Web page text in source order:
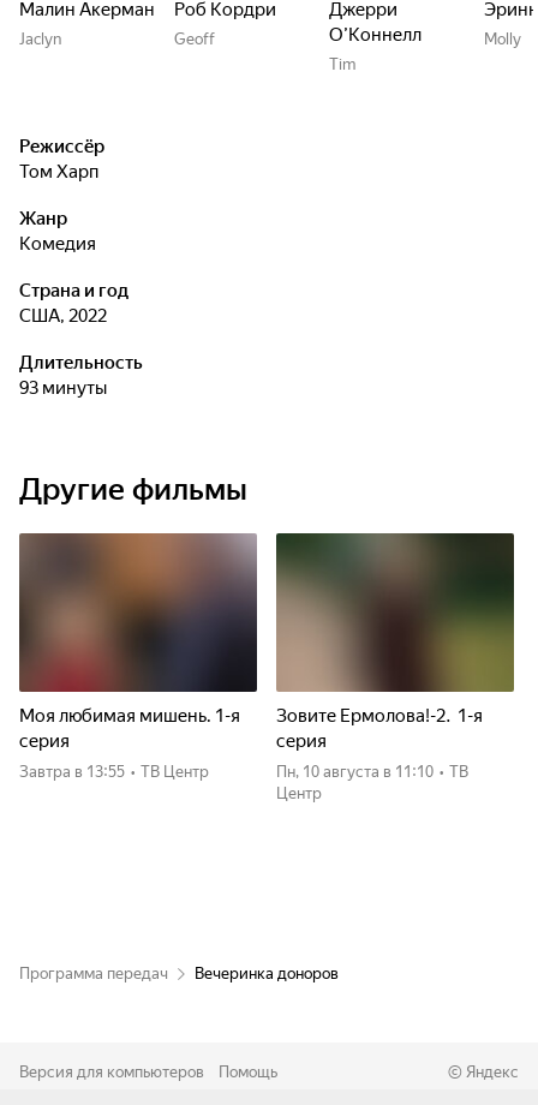
Малин Акерман
Jaclyn
Роб Кордри
Geoff
Джерри
О’Коннелл
Tim
Molly
Режиссёр
Том Харп
Жанр
комедия
Страна и год
США, 2022
Длительность
93 минуты
Другие фильмы
Моя любимая мишень. 1-я
серия
Завтра в 13:55 • ТВ Центр
Зовите Ермолова!-2. 1-я
серия
пн, 10 августа в 11:10 • ТВ
Центр
Программа передач Вечеринка доноров
Версия для компьютеров Помощь © Яндекс